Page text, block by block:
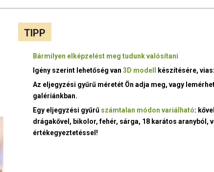
TIPP
Bármilyen elképzelést meg tudunk valósítani
Igény szerint lehetőség van3D modell
készítésére,
Az eljegyzési gyűrű méretét Ön adja meg, vagy
galériánkban.
Egy eljegyzési gyűrű számtalan módon variálható:
drágakővel, bikolor, fehér, sárga, 18 karátos aranyból,
értékegyeztetéssel!